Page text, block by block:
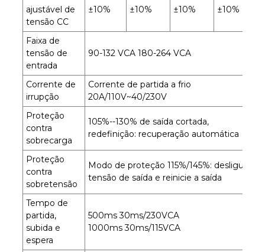
ajustável de
tensão CC
±10% ±10% ±10% ±10%
Faixa de
tensão de
entrada
90-132 VCA 180-264 VCA
Corrente de
irrupção
Corrente de partida a frio
20A/110V~40/230V
Proteção
contra
sobrecarga
105%--130% de saída cortada,
redefinição: recuperação automática
Proteção
contra
sobretensão
Modo de proteção 115%/145%: desligue a
tensão de saída e reinicie a saída
Tempo de
partida,
subida e
espera
500ms 30ms/230VCA
1000ms 30ms/115VCA